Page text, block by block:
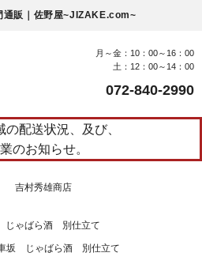
通販｜佐野屋~JIZAKE.com~
月～金：10：00～16：00
土：12：00～14：00
072-840-2990
配送状況、及び、
のお知らせ。
吉村秀雄商店
ゃばら酒 別仕立て
坂 じゃばら酒 別仕立て